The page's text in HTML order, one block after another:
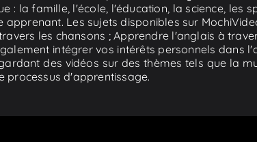
: la famille, l'école, l'éducation, la science,
apprenant. Les sujets disponibles sur
les chansons ; Apprendre l'anglais à
intégrer vos intérêts personnels
des vidéos sur des thèmes tels que la
processus d'apprentissage.